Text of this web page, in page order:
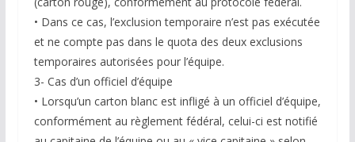
• Dans ce cas, l’exclusion temporaire n’est pas exécutée
et ne compte pas dans le quota des deux exclusions
temporaires autorisées pour l’équipe.
3- Cas d’un officiel d’équipe
• Lorsqu’un carton blanc est infligé à un officiel d’équipe,
conformément au règlement fédéral, celui-ci est notifié